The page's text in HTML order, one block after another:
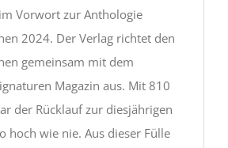
Vorwort zur Anthologie
2024. Der Verlag richtet den
gemeinsam mit dem
Magazin aus. Mit 810
der Rücklauf zur diesjährigen
hoch wie nie. Aus dieser Fülle